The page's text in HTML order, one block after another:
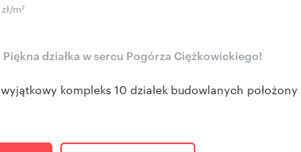
zł/m2
Piękna działka w sercu Pogórza Ciężkowickiego!
kompleks 10 działek budowlanych